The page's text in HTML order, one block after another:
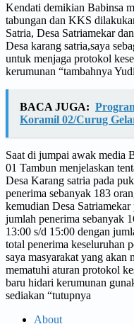
Kendati demikian Babinsa
tabungan dan KKS
Satria, Desa Satriamekar
Desa karang satria,saya
untuk menjaga protokol
kerumunan “tambahnya Yudi
BACA JUGA:
Koramil 02/Curug
Saat di jumpai awak media
01 Tambun menjelaskan
Desa Karang satria pada
penerima sebanyak 183
kemudian Desa
jumlah penerima sebanyak
13:00 s/d 15:00 dengan
total penerima keseluruhan
saya masyarakat yang akan
mematuhi aturan protokol
baru hidari kerumunan
sediakan “tutupnya
About